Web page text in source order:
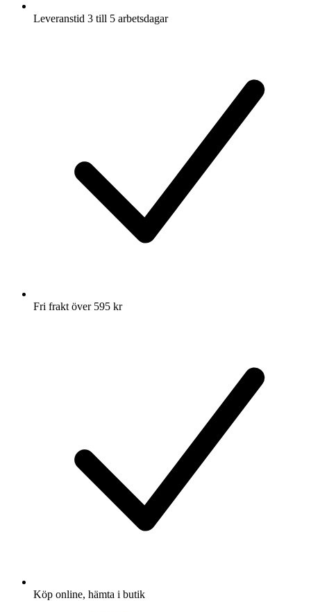
Leveranstid 3 till 5 arbetsdagar
Fri frakt över 595 kr
Köp online, hämta i butik